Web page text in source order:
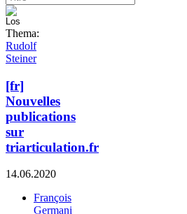
Thema:
Rudolf
Steiner
[fr]
Nouvelles
publications
sur
triarticulation.fr
14.06.2020
François
Germani